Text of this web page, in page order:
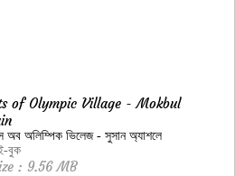
of Olympic Village - Mokbul
অব অলিম্পিক ভিলেজ - সুসান অ্যাশলে
বুক
: 9.56 MB